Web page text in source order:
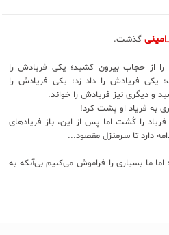
گذشت.
از حجاب بیرون کشید؛ یکی فریادش را
یکی فریادش را داد زد؛ یکی فریادش را
و دیگری نیز فریادش را خواند.
به فریاد او پشت کرد!
را کُشت اما پس از این، باز فریادهای
دارد تا سرمنزل مقصود...
ما بسیاری را فراموش می‌کنیم بی‌آنکه به